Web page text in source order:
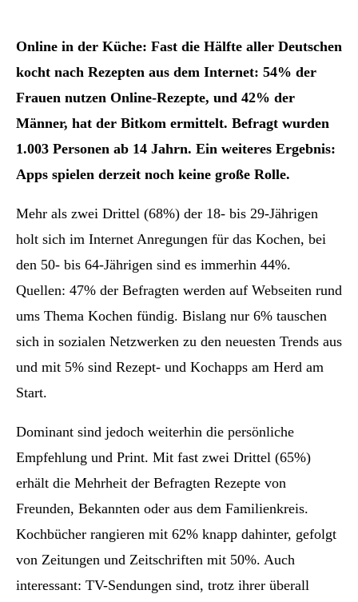
Online in der Küche: Fast die Hälfte aller Deutschen
kocht nach Rezepten aus dem Internet: 54% der
Frauen nutzen Online-Rezepte, und 42% der
Männer, hat der Bitkom ermittelt. Befragt wurden
1.003 Personen ab 14 Jahrn. Ein weiteres Ergebnis:
Apps spielen derzeit noch keine große Rolle.
Mehr als zwei Drittel (68%) der 18- bis 29-Jährigen
holt sich im Internet Anregungen für das Kochen, bei
den 50- bis 64-Jährigen sind es immerhin 44%.
Quellen: 47% der Befragten werden auf Webseiten rund
ums Thema Kochen fündig. Bislang nur 6% tauschen
sich in sozialen Netzwerken zu den neuesten Trends aus
und mit 5% sind Rezept- und Kochapps am Herd am
Start.
Dominant sind jedoch weiterhin die persönliche
Empfehlung und Print. Mit fast zwei Drittel (65%)
erhält die Mehrheit der Befragten Rezepte von
Freunden, Bekannten oder aus dem Familienkreis.
Kochbücher rangieren mit 62% knapp dahinter, gefolgt
von Zeitungen und Zeitschriften mit 50%. Auch
interessant: TV-Sendungen sind, trotz ihrer überall